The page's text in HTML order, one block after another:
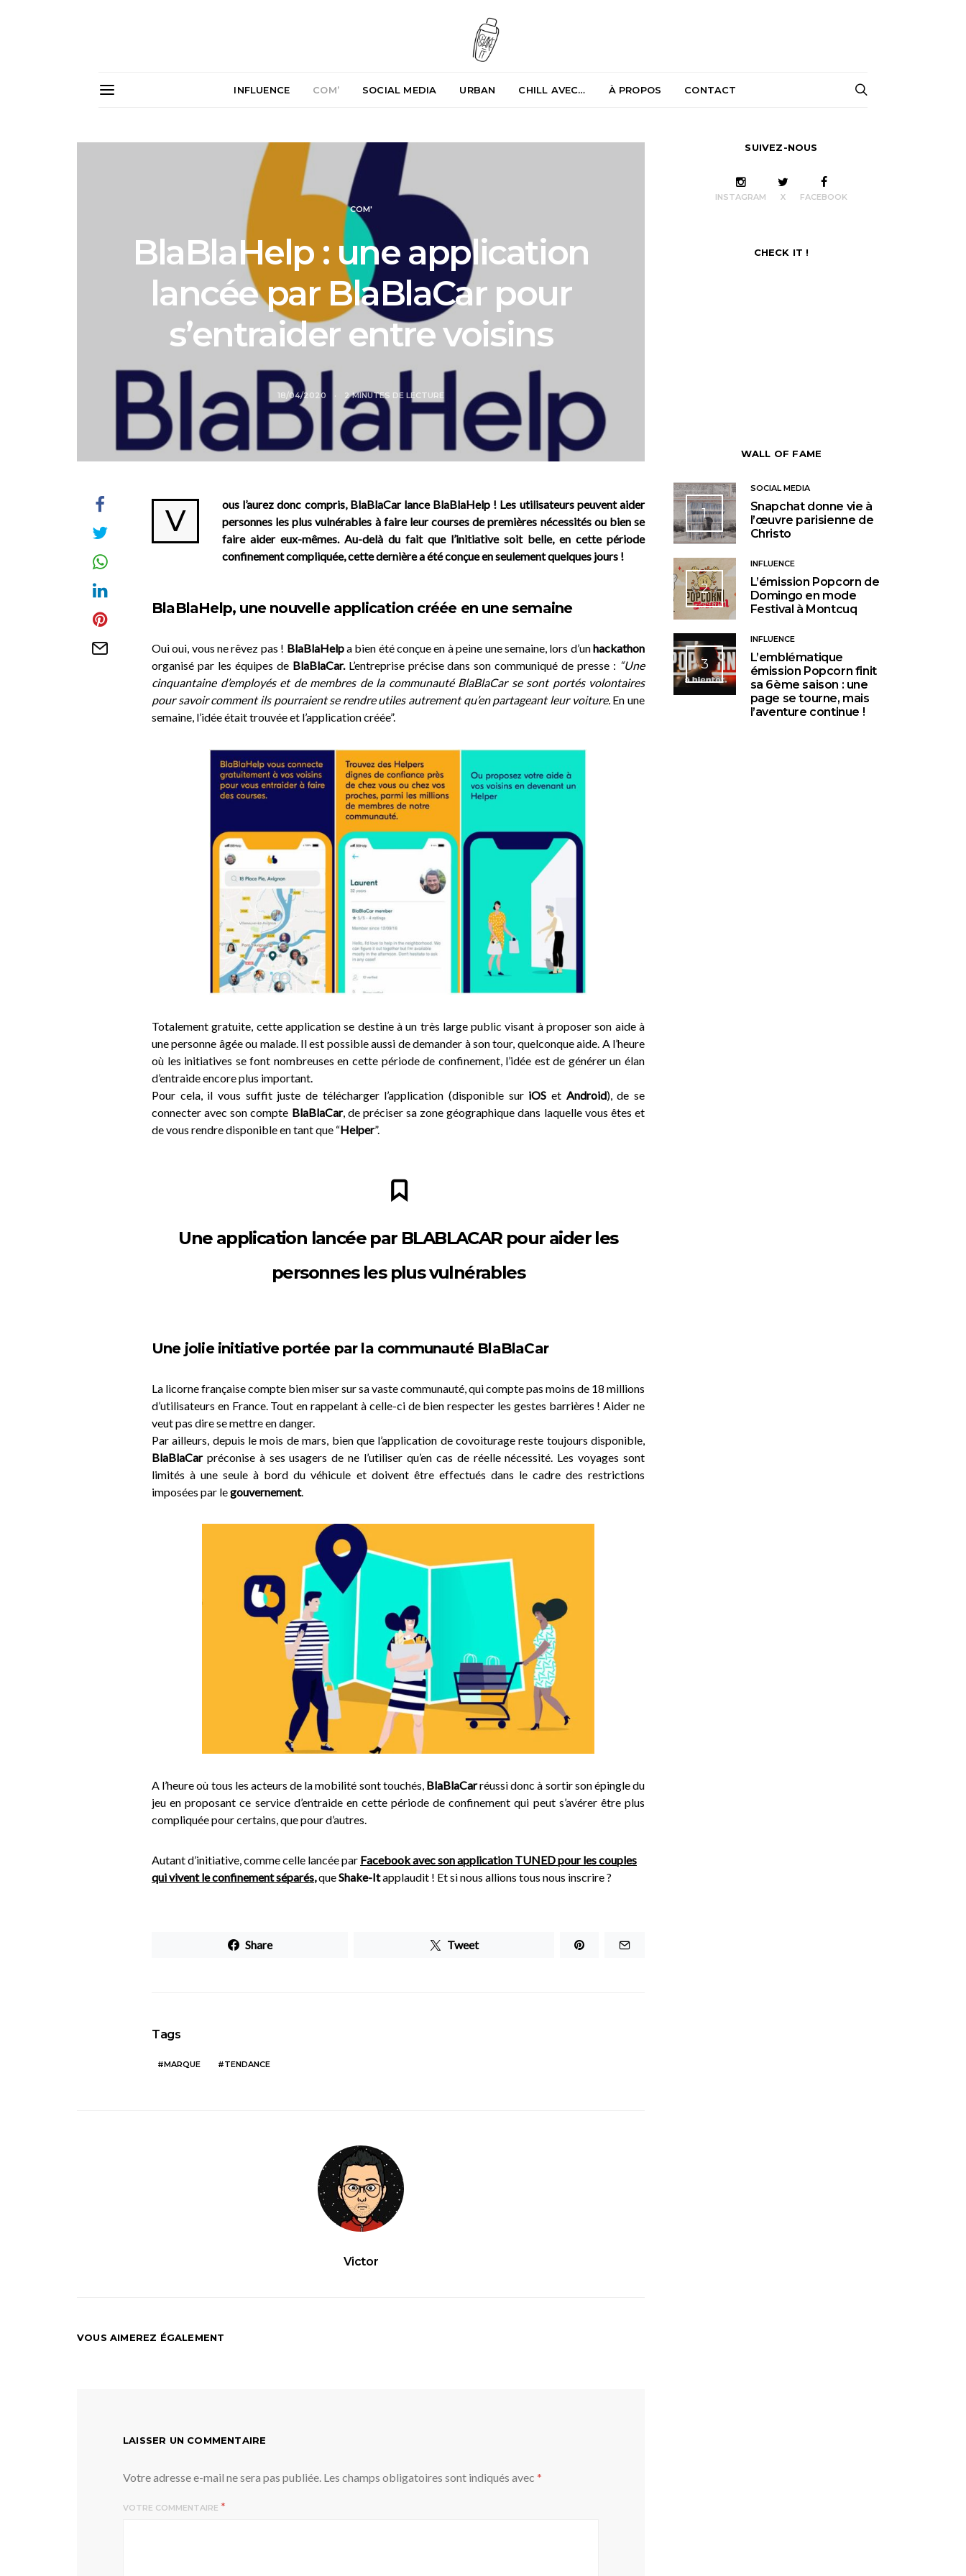
INFLUENCE COM’ SOCIAL MEDIA URBAN CHILL AVEC… À PROPOS CONTACT
COM'
BlaBlaHelp : une application
lancée par BlaBlaCar pour
s’entraider entre voisins
18/04/2020 2 MINUTES DE LECTURE
V
ous l’aurez donc compris, BlaBlaCar lance BlaBlaHelp ! Les utilisateurs peuvent aider
personnes les plus vulnérables à faire leur courses de premières nécessités ou bien se
faire aider eux-mêmes. Au-delà du fait que l’initiative soit belle, en cette période
confinement compliquée, cette dernière a été conçue en seulement quelques jours !
BlaBlaHelp, une nouvelle application créée en une semaine
Oui oui, vous ne rêvez pas ! BlaBlaHelpa bien été conçue en à peine une semaine, lors d’unhackathon
organisé par les équipes de BlaBlaCar. L’entreprise précise dans son communiqué de presse : “Une
cinquantaine d’employés et de membres de la communauté BlaBlaCar se sont portés volontaires
pour savoir comment ils pourraient se rendre utiles autrement qu’en partageant leur voiture.En une
semaine, l’idée était trouvée et l’application créée”.
Totalement gratuite, cette application se destine à un très large public visant à proposer son aide à
une personne âgée ou malade. Il est possible aussi de demander à son tour, quelconque aide. A l’heure
où les initiatives se font nombreuses en cette période de confinement, l’idée est de générer un élan
d’entraide encore plus important.
Pour cela, il vous suffit juste de télécharger l’application (disponible sur iOS et Android), de se
connecter avec son compte BlaBlaCar, de préciser sa zone géographique dans laquelle vous êtes et
de vous rendre disponible en tant que “Helper”.
Une application lancée par BLABLACAR pour aider les
personnes les plus vulnérables
Une jolie initiative portée par la communauté BlaBlaCar
La licorne française compte bien miser sur sa vaste communauté, qui compte pas moins de 18 millions
d’utilisateurs en France. Tout en rappelant à celle-ci de bien respecter les gestes barrières ! Aider ne
veut pas dire se mettre en danger.
Par ailleurs, depuis le mois de mars, bien que l’application de covoiturage reste toujours disponible,
BlaBlaCarpréconise à ses usagers de ne l’utiliser qu’en cas de réelle nécessité. Les voyages sont
limités à une seule à bord du véhicule et doivent être effectués dans le cadre des restrictions
imposées par legouvernement.
A l’heure où tous les acteurs de la mobilité sont touchés, BlaBlaCarréussi donc à sortir son épingle du
jeu en proposant ce service d’entraide en cette période de confinement qui peut s’avérer être plus
compliquée pour certains, que pour d’autres.
Autant d’initiative, comme celle lancée par Facebook avec son application TUNED pour les couples
qui vivent le confinement séparés,queShake-Itapplaudit ! Et si nous allions tous nous inscrire ?
Share Tweet
Tags
MARQUE TENDANCE
Victor
VOUS AIMEREZ ÉGALEMENT
LAISSER UN COMMENTAIRE
Votre adresse e-mail ne sera pas publiée. Les champs obligatoires sont indiqués avec *
VOTRE COMMENTAIRE *
SUIVEZ-NOUS
INSTAGRAM X FACEBOOK
CHECK IT !
WALL OF FAME
1
SOCIAL MEDIA
Snapchat donne vie à
l’œuvre parisienne de
Christo
2
INFLUENCE
L’émission Popcorn de
Domingo en mode
Festival à Montcuq
3
INFLUENCE
L’emblématique
émission Popcorn finit
sa 6ème saison : une
page se tourne, mais
l’aventure continue !